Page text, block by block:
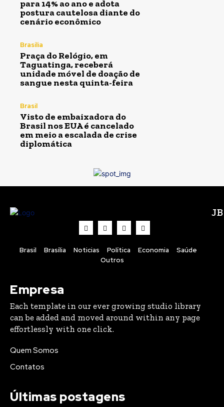
para 14% ao ano e adota
postura cautelosa diante do
cenário econômico
Brasília
Praça do Relógio, em
Taguatinga, receberá
unidade móvel de doação de
sangue nesta quinta-feira
Brasil
Visto de embaixadora do
Brasil nos EUA é cancelado
em meio a escalada de crise
diplomática
Brasil Brasília Noticias Política Economia
Saúde
Outros
Empresa
Each template in our ever growing studio library
can be added and moved around within any page
effortlessly with one click.
Quem Somos
Contatos
Últimas postagens